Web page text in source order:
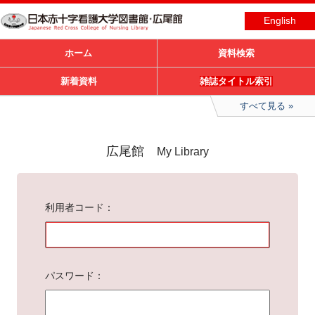
English
ホーム 資料検索
新着資料 雑誌タイトル索引
すべて見る
広尾館 My Library
利用者コード
パスワード